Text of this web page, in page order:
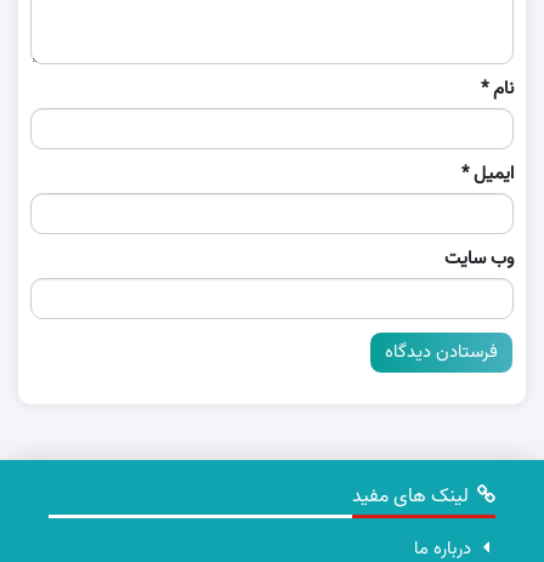
نام*
ایمیل*
وب‌ سایت
لینک های مفید
درباره ما